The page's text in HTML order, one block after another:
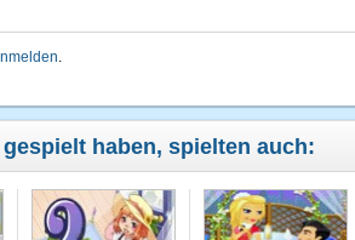
.
haben, spielten auch: